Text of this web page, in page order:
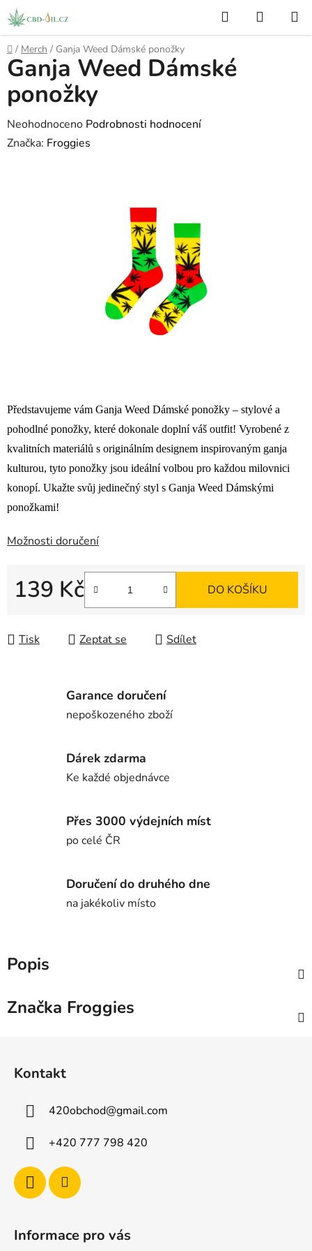
Přejít
na
obsah
Hledat
KOŠÍK
Domů
/ Merch / Ganja Weed Dámské ponožky
Představujeme vám Ganja Weed Dámské ponožky – stylové a
pohodlné ponožky, které dokonale doplní váš outfit! Vyrobené z
kvalitních materiálů s originálním designem inspirovaným ganja
kulturou, tyto ponožky jsou ideální volbou pro každou milovnici
konopí. Ukažte svůj jedinečný styl s Ganja Weed Dámskými
ponožkami!
Možnosti doručení
139 Kč DO KOŠÍKU
Tisk Zeptat se Sdílet
Ganja Weed Dámské
ponožky
Průměrné
hodnocení
Neohodnoceno Podrobnosti hodnocení
Značka: Froggies
Garance doručení
nepoškozeného zboží
Dárek zdarma
Ke každé objednávce
Přes 3000 výdejních míst
po celé ČR
Doručení do druhého dne
na jakékoliv místo
Popis
Značka Froggies
Kontakt
420obchod@gmail.com
+420 777 798 420
Informace pro vás